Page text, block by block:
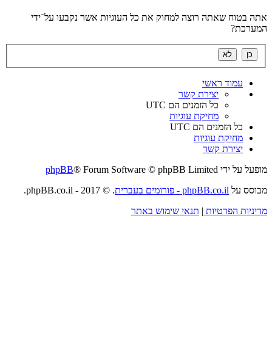
אתה בטוח שאתה רוצה למחוק את כל העוגיות אשר נקבעו על־ידי
המערכת?
עמוד ראשי
יצירת קשר
כל הזמנים הם UTC
מחיקת עוגיות
כל הזמנים הם UTC
מחיקת עוגיות
יצירת קשר
מופעל על ידי
phpBB® Forum Software © phpBB Limited
מבוסס על phpBB.co.il - פורומים בעברית
. © 2017 - phpBB.co.il.
מדיניות הפרטיות | תנאי שימוש באתר